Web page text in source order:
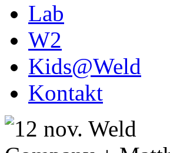
Lab
W2
Kids@Weld
Kontakt